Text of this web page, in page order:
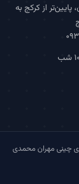
پایین‌تر از کرکج به
چینی مهران محمدی